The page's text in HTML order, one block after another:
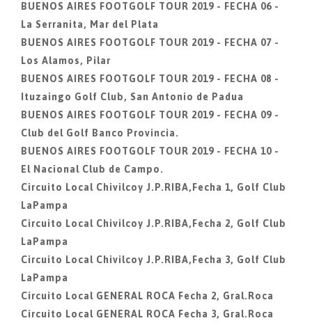
BUENOS AIRES FOOTGOLF TOUR 2019 - FECHA 06 -
La Serranita, Mar del Plata
BUENOS AIRES FOOTGOLF TOUR 2019 - FECHA 07 -
Los Alamos, Pilar
BUENOS AIRES FOOTGOLF TOUR 2019 - FECHA 08 -
Ituzaingo Golf Club, San Antonio de Padua
BUENOS AIRES FOOTGOLF TOUR 2019 - FECHA 09 -
Club del Golf Banco Provincia.
BUENOS AIRES FOOTGOLF TOUR 2019 - FECHA 10 -
El Nacional Club de Campo.
Circuito Local Chivilcoy J.P.RIBA,Fecha 1, Golf Club
LaPampa
Circuito Local Chivilcoy J.P.RIBA,Fecha 2, Golf Club
LaPampa
Circuito Local Chivilcoy J.P.RIBA,Fecha 3, Golf Club
LaPampa
Circuito Local GENERAL ROCA Fecha 2, Gral.Roca
Circuito Local GENERAL ROCA Fecha 3, Gral.Roca